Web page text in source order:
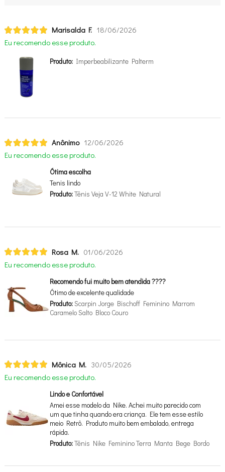
Marisalda F. 18/06/2026
Eu recomendo esse produto.
Produto:Imperbeabilizante Palterm
Anônimo 12/06/2026
Eu recomendo esse produto.
Ótima escolha
Tenis lindo
Produto:Tênis Veja V-12 White Natural
Rosa M. 01/06/2026
Eu recomendo esse produto.
Recomendo fui muito bem atendida ????
Ótimo de excelente qualidade
Produto:Scarpin Jorge Bischoff Feminino Marrom
Caramelo Salto Bloco Couro
Mônica M. 30/05/2026
Eu recomendo esse produto.
Lindo e Confortável
Amei esse modelo da Nike. Achei muito parecido com
um que tinha quando era criança. Ele tem esse estilo
meio Retrô. Produto muito bem embalado, entrega
rápida.
Produto:Tênis Nike Feminino Terra Manta Bege Bordo